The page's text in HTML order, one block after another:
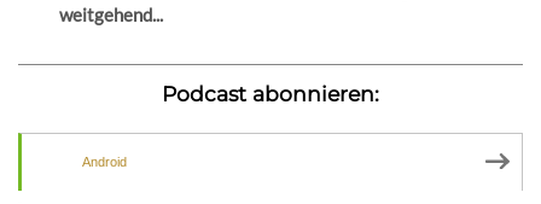
weitgehend...
Podcast abonnieren:
Android